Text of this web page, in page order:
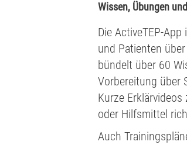
Wissen, Übungen
Die ActiveTEP-
und Patienten
bündelt über 60
Vorbereitung über
Kurze
oder Hilfsmittel
Auch